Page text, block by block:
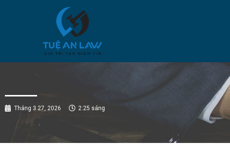
Tháng 3 27, 2026 2:25 sáng